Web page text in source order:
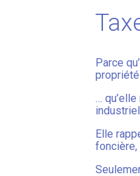
Parce
…
Elle
foncière,